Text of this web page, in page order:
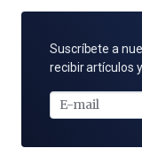
SUSCRÍBETE
POR
MAIL
Suscríbete a
recibir artículos